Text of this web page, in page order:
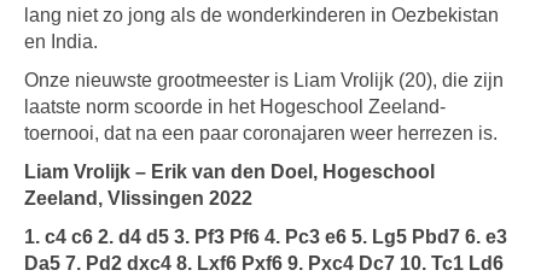
lang niet zo jong als de wonderkinderen in Oezbekistan
en India.
Onze nieuwste grootmeester is Liam Vrolijk (20), die zijn
laatste norm scoorde in het Hogeschool Zeeland-
toernooi, dat na een paar coronajaren weer herrezen is.
Liam Vrolijk – Erik van den Doel, Hogeschool
Zeeland, Vlissingen 2022
1. c4 c6 2. d4 d5 3. Pf3 Pf6 4. Pc3 e6 5. Lg5 Pbd7 6. e3
Da5 7. Pd2 dxc4 8. Lxf6 Pxf6 9. Pxc4 Dc7 10. Tc1 Ld6